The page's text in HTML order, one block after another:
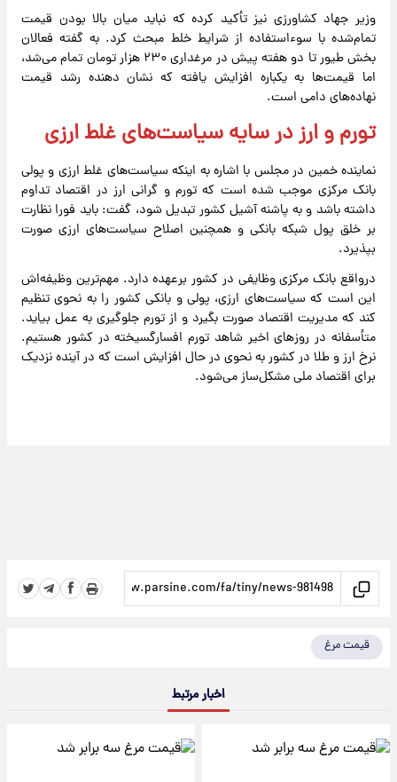
وزیر جهاد کشاورزی نیز تأکید کرده که نباید میان بالا بودن قیمت
تمام‌شده با سوءاستفاده از شرایط خلط مبحث کرد. به گفته فعالان
بخش طیور تا دو هفته پیش در مرغداری ۲۳۰ هزار تومان تمام می‌شد،
اما قیمت‌ها به یکباره افزایش یافته که نشان دهنده رشد قیمت
نهاده‌های دامی است.
تورم و ارز در سایه سیاست‌های غلط ارزی
نماینده خمین در مجلس با اشاره به اینکه سیاست‌های غلط ارزی و پولی
بانک مرکزی موجب شده است که تورم و گرانی ارز در اقتصاد تداوم
داشته باشد و به پاشنه آشیل کشور تبدیل شود، گفت: باید فورا نظارت
بر خلق پول شبکه بانکی و همچنین اصلاح سیاست‌های ارزی صورت
بپذیرد.
درواقع بانک مرکزی وظایفی در کشور برعهده دارد. مهم‌ترین وظیفه‌اش
این است که سیاست‌های ارزی، پولی و بانکی کشور را به نحوی تنظیم
کند که مدیریت اقتصاد صورت بگیرد و از تورم جلوگیری به عمل بیاید.
متأسفانه در روز‌های اخیر شاهد تورم افسارگسیخته در کشور هستیم.
نرخ ارز و طلا در کشور به نحوی در حال افزایش است که در آینده نزدیک
برای اقتصاد ملی مشکل‌ساز می‌شود.
قیمت مرغ
اخبار مرتبط